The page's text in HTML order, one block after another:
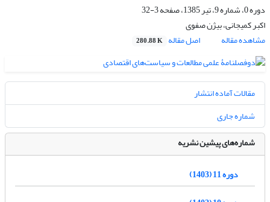
دوره 0، شماره 9، تیر 1385، صفحه
3-32
اکبر کمیجانی، بیژن صفوی
مشاهده مقاله
اصل مقاله 280.88 K
مقالات آماده انتشار
شماره جاری
شماره‌های پیشین نشریه
دوره 11 (1403)